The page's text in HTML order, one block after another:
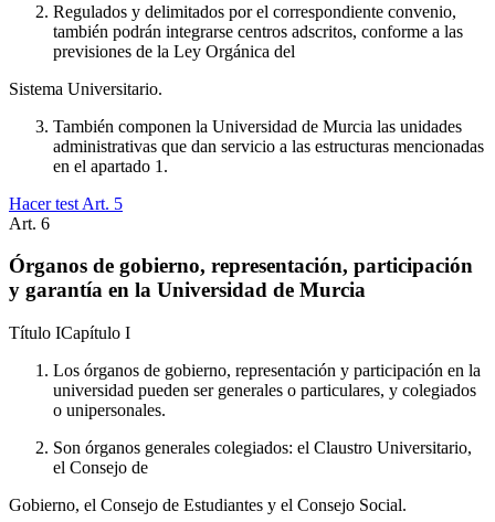
Regulados y delimitados por el correspondiente convenio,
también podrán integrarse centros adscritos, conforme a las
previsiones de la Ley Orgánica del
Sistema Universitario.
También componen la Universidad de Murcia las unidades
administrativas que dan servicio a las estructuras mencionadas
en el apartado 1.
Hacer test Art. 5
Art. 6
Órganos de gobierno, representación, participación
y garantía en la Universidad de Murcia
Título ICapítulo I
Los órganos de gobierno, representación y participación en la
universidad pueden ser generales o particulares, y colegiados
o unipersonales.
Son órganos generales colegiados: el Claustro Universitario,
el Consejo de
Gobierno, el Consejo de Estudiantes y el Consejo Social.